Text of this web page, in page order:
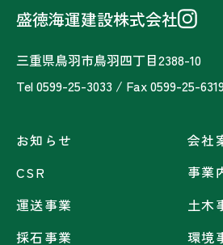
盛徳海運建設株式会社
三重県鳥羽市鳥羽四丁目2388-10
Tel 0599-25-3033 / Fax 0599-25-
お知らせ
会社
CSR
事業
運送事業
土木
採石事業
環境